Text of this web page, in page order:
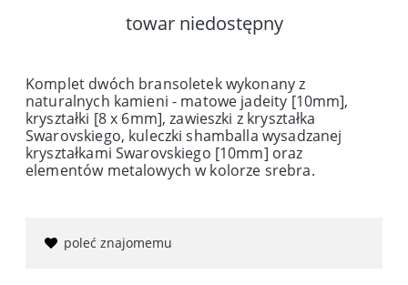
towar niedostępny
Komplet dwóch bransoletek wykonany z
naturalnych kamieni - matowe jadeity [10mm],
kryształki [8 x 6mm], zawieszki z kryształka
Swarovskiego, kuleczki shamballa wysadzanej
kryształkami Swarovskiego [10mm] oraz
elementów metalowych w kolorze srebra.
poleć znajomemu